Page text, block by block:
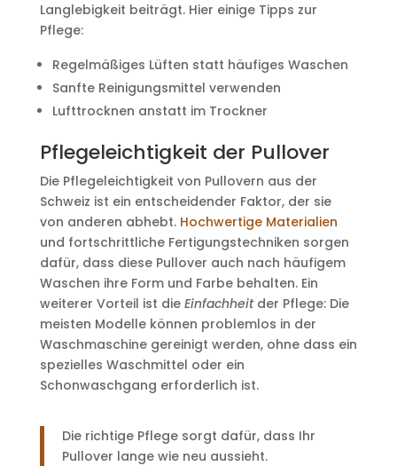
Langlebigkeit beiträgt. Hier einige Tipps zur
Pflege:
Regelmäßiges Lüften statt häufiges Waschen
Sanfte Reinigungsmittel verwenden
Lufttrocknen anstatt im Trockner
Pflegeleichtigkeit der Pullover
Die Pflegeleichtigkeit von Pullovern aus der
Schweiz ist ein entscheidender Faktor, der sie
von anderen abhebt. Hochwertige Materialien
und fortschrittliche Fertigungstechniken sorgen
dafür, dass diese Pullover auch nach häufigem
Waschen ihre Form und Farbe behalten. Ein
weiterer Vorteil ist die Einfachheitder Pflege: Die
meisten Modelle können problemlos in der
Waschmaschine gereinigt werden, ohne dass ein
spezielles Waschmittel oder ein
Schonwaschgang erforderlich ist.
Die richtige Pflege sorgt dafür, dass Ihr
Pullover lange wie neu aussieht.